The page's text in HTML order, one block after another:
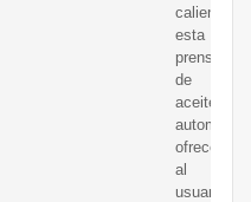
caliente,
esta
prensa
de
aceite
automática
ofrece
al
usuario